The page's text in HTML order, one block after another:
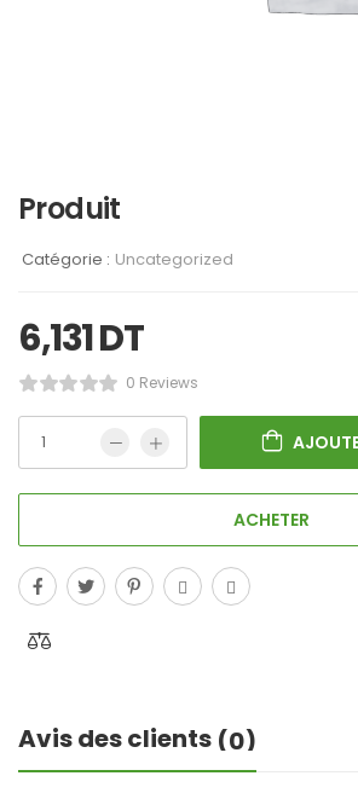
Produit
Catégorie : Uncategorized
6,131DT
0 Reviews
ACHETER
Avis des clients (0)